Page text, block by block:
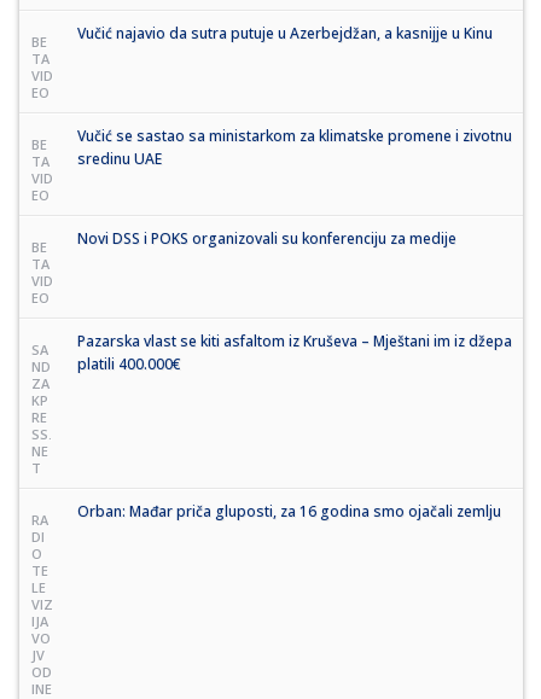
BE
TA
VID
EO
Vučić najavio da sutra putuje u Azerbejdžan, a kasnijje u Kinu
BE
TA
VID
EO
Vučić se sastao sa ministarkom za klimatske promene i zivotnu
sredinu UAE
BE
TA
VID
EO
Novi DSS i POKS organizovali su konferenciju za medije
SA
ND
ZA
KP
RE
SS.
NE
T
Pazarska vlast se kiti asfaltom iz Kruševa – Mještani im iz džepa
platili 400.000€
RA
DI
O
TE
LE
VIZ
IJA
VO
JV
OD
INE
Orban: Mađar priča gluposti, za 16 godina smo ojačali zemlju